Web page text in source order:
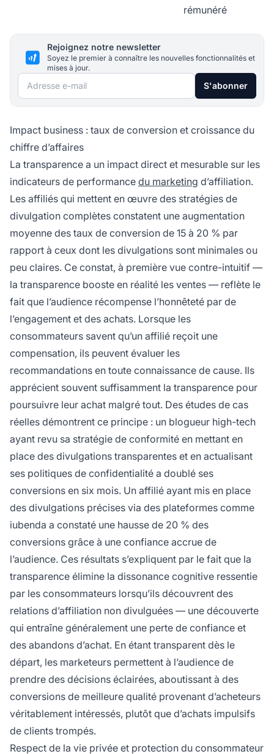
rémunéré
Rejoignez notre newsletter
Soyez le premier à connaître les nouvelles fonctionnalités et
mises à jour.
Adresse e-mail S'abonner
Impact business : taux de conversion et croissance du
chiffre d’affaires
La transparence a un impact direct et mesurable sur les
indicateurs de performance du marketing d’affiliation.
Les affiliés qui mettent en œuvre des stratégies de
divulgation complètes constatent une augmentation
moyenne des taux de conversion de 15 à 20 % par
rapport à ceux dont les divulgations sont minimales ou
peu claires. Ce constat, à première vue contre-intuitif —
la transparence booste en réalité les ventes — reflète le
fait que l’audience récompense l’honnêteté par de
l’engagement et des achats. Lorsque les
consommateurs savent qu’un affilié reçoit une
compensation, ils peuvent évaluer les
recommandations en toute connaissance de cause. Ils
apprécient souvent suffisamment la transparence pour
poursuivre leur achat malgré tout. Des études de cas
réelles démontrent ce principe : un blogueur high-tech
ayant revu sa stratégie de conformité en mettant en
place des divulgations transparentes et en actualisant
ses politiques de confidentialité a doublé ses
conversions en six mois. Un affilié ayant mis en place
des divulgations précises via des plateformes comme
iubenda a constaté une hausse de 20 % des
conversions grâce à une confiance accrue de
l’audience. Ces résultats s’expliquent par le fait que la
transparence élimine la dissonance cognitive ressentie
par les consommateurs lorsqu’ils découvrent des
relations d’affiliation non divulguées — une découverte
qui entraîne généralement une perte de confiance et
des abandons d’achat. En étant transparent dès le
départ, les marketeurs permettent à l’audience de
prendre des décisions éclairées, aboutissant à des
conversions de meilleure qualité provenant d’acheteurs
véritablement intéressés, plutôt que d’achats impulsifs
de clients trompés.
Respect de la vie privée et protection du consommateur